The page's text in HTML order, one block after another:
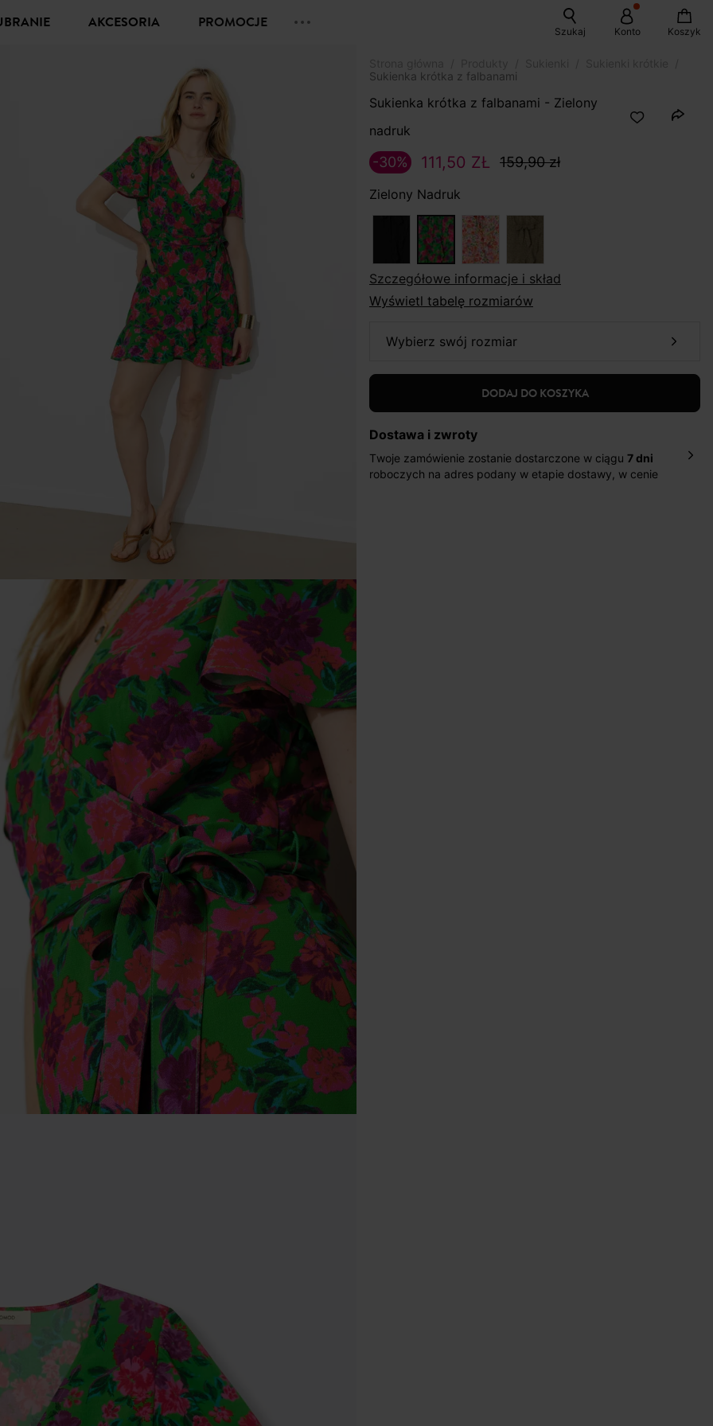
UBRANIE AKCESORIA PROMOCJE Szukaj Konto Koszyk
Sukienka krótka z falbanami
Sukienka krótka z falbanami - Zielony
nadruk
111,50 ZŁ 159,90 zł
-30%
Zielony Nadruk
szczegółowe informacje i skład
Wyświetl tabelę rozmiarów
wybierz swój rozmiar
DODAJ DO KOSZYKA
Dostawa i zwroty
Twoje zamówienie zostanie dostarczone w ciągu 7 dni
roboczych na adres podany w etapie dostawy, w cenie